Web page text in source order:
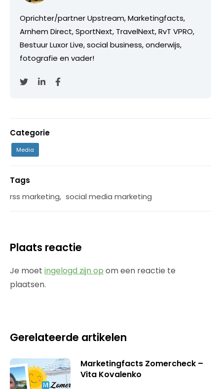
Oprichter/partner Upstream, Marketingfacts,
Arnhem Direct, SportNext, TravelNext, RvT VPRO,
Bestuur Luxor Live, social business, onderwijs,
fotografie en vader!
Categorie
Media
Tags
rss marketing, social media marketing
Plaats reactie
Je moet ingelogd zijn op om een reactie te
plaatsen.
Gerelateerde artikelen
Marketingfacts Zomercheck –
Vita Kovalenko